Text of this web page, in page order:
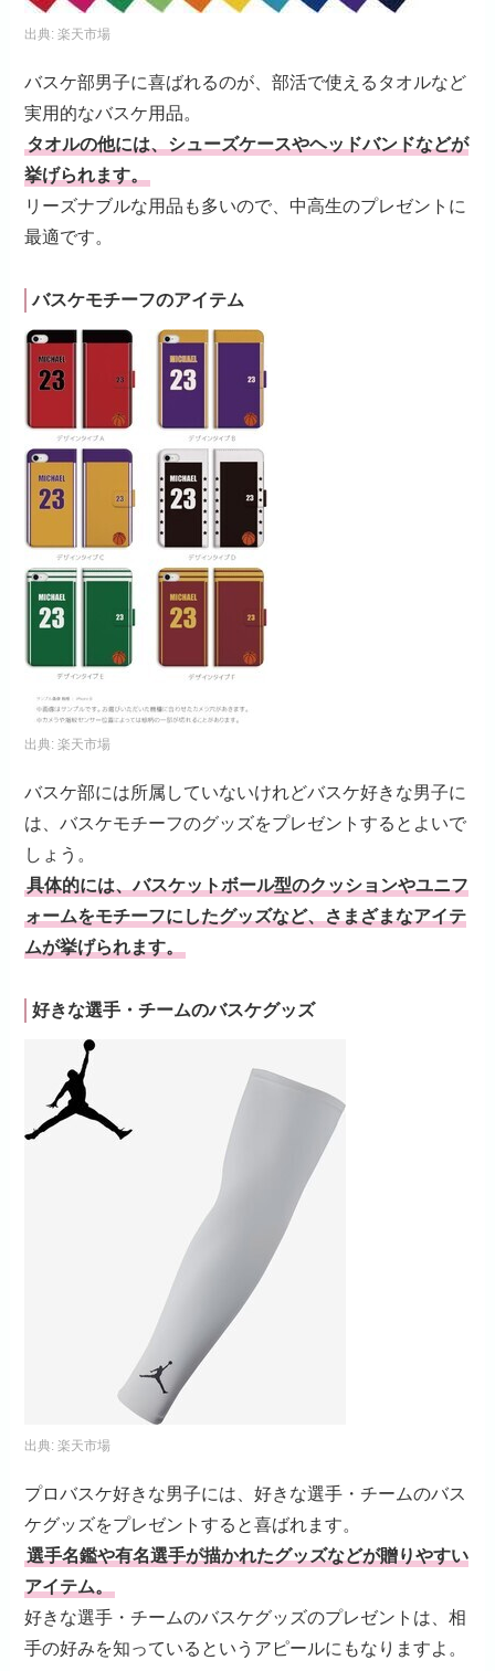
出典:楽天市場
バスケ部男子に喜ばれるのが、部活で使えるタオルなど
実用的なバスケ用品。
タオルの他には、シューズケースやヘッドバンドなどが
挙げられます。
リーズナブルな用品も多いので、中高生のプレゼントに
最適です。
バスケモチーフのアイテム
出典:楽天市場
バスケ部には所属していないけれどバスケ好きな男子に
は、バスケモチーフのグッズをプレゼントするとよいで
しょう。
具体的には、バスケットボール型のクッションやユニフ
ォームをモチーフにしたグッズなど、さまざまなアイテ
ムが挙げられます。
好きな選手・チームのバスケグッズ
出典:楽天市場
プロバスケ好きな男子には、好きな選手・チームのバス
ケグッズをプレゼントすると喜ばれます。
選手名鑑や有名選手が描かれたグッズなどが贈りやすい
アイテム。
好きな選手・チームのバスケグッズのプレゼントは、相
手の好みを知っているというアピールにもなりますよ。